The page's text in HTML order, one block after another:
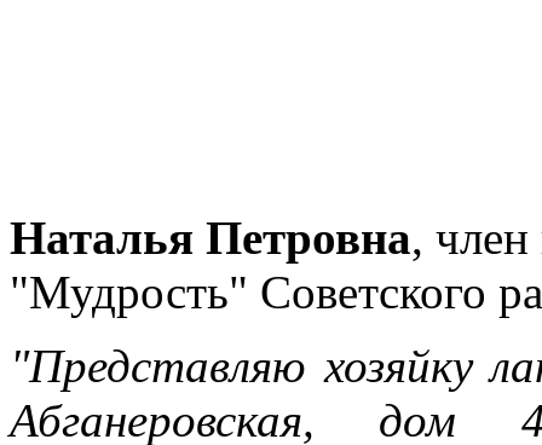
Наталья Петровна,
"Мудрость" Советского
"Представляю хозяйку
Абганеровская,